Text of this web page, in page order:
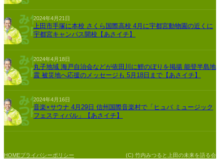
2024年4月21日
上田市手塚に本校 さくら国際高校 4月に宇都宮動物園の近くに
宇都宮キャンパス開校【あさイチ】
2024年4月18日
丸子地域 海戸自治会などが依田川に鯉のぼりを掲揚 能登半島地
震 被災地へ応援のメッセージも 5月18日まで【あさイチ】
2024年4月16日
音楽×サウナ 4月29日 信州国際音楽村で「ヒュバ ミュージック
フェスティバル」【あさイチ】
HOMEプライバシーポリシー (C) 竹内みつると上田の未来を語る会